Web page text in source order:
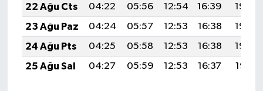
22 Ağu Cts
04:22 05:56 12:54 16:39
19:42
23 Ağu Paz
04:24 05:57 12:53 16:38
19:40
24 Ağu Pts
04:25 05:58 12:53 16:38
19:39
25 Ağu Sal
04:27 05:59 12:53 16:37 19:37